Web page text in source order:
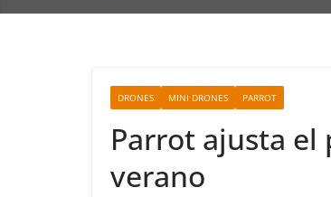
DRONES MINI DRONES PARROT
Parrot ajusta el
verano